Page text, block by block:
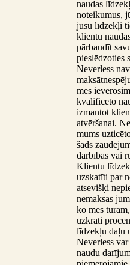
naudas
noteikumus,
jūsu līdzekļi
klientu
pārbaudīt
pieslēdzoties
Neverless
mēs
kvalificēto
izmantot
atvēršanai.
mums
šāds
darbības vai
Klientu
uzskatīti par
atsevišķi
nemaksās
ko mēs
uzkrāti
līdzekļu daļu
Neverless
naudu